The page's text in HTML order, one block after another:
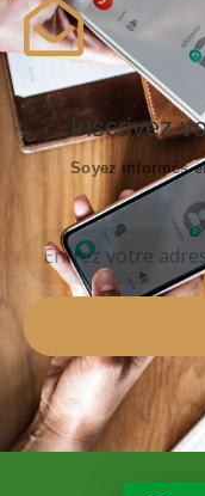
Inscrivez
Soyez informés